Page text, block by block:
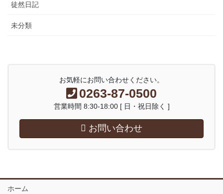
徒然日記
未分類
お気軽にお問い合わせください。
0263-87-0500
営業時間 8:30-18:00 [ 日・祝日除く ]
お問い合わせ
ホーム